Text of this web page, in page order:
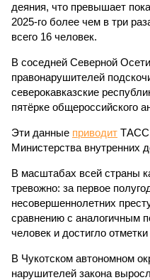
деяния, что превышает
2025-го более чем в три
всего 16 человек.
В соседней Северной
правонарушителей
северокавказские
пятёрке общероссийского
Эти данные приводит ТАСС,
Министерства внутренних
В масштабах всей страны
тревожно: за первое
несовершеннолетних
сравнению с аналогичным
человек и достигло
В Чукотском автономном
нарушителей закона